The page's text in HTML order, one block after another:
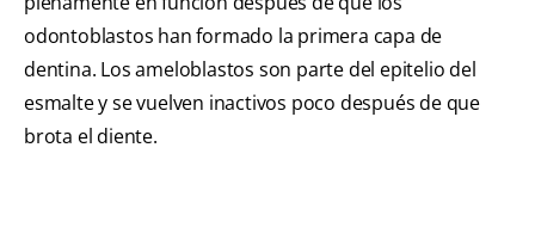
odontoblastos han formado la primera capa de
dentina. Los ameloblastos son parte del epitelio del
esmalte y se vuelven inactivos poco después de que
brota el diente.